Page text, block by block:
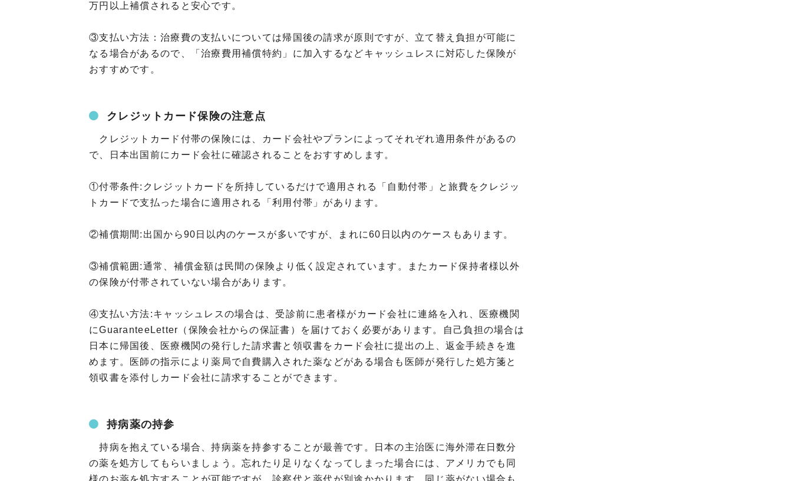
万円以上補償されると安心です。
③支払い方法：治療費の支払いについては帰国後の請求が原則ですが、立て替え負担が可能に
なる場合があるので、「治療費用補償特約」に加入するなどキャッシュレスに対応した保険が
おすすめです。
クレジットカード保険の注意点
クレジットカード付帯の保険には、カード会社やプランによってそれぞれ適用条件があるの
で、日本出国前にカード会社に確認されることをおすすめします。
①付帯条件:クレジットカードを所持しているだけで適用される「自動付帯」と旅費をクレジッ
トカードで支払った場合に適用される「利用付帯」があります。
②補償期間:出国から90日以内のケースが多いですが、まれに60日以内のケースもあります。
③補償範囲:通常、補償金額は民間の保険より低く設定されています。またカード保持者様以外
の保険が付帯されていない場合があります。
④支払い方法:キャッシュレスの場合は、受診前に患者様がカード会社に連絡を入れ、医療機関
にGuaranteeLetter（保険会社からの保証書）を届けておく必要があります。自己負担の場合は
日本に帰国後、医療機関の発行した請求書と領収書をカード会社に提出の上、返金手続きを進
めます。医師の指示により薬局で自費購入された薬などがある場合も医師が発行した処方箋と
領収書を添付しカード会社に請求することができます。
持病薬の持参
持病を抱えている場合、持病薬を持参することが最善です。日本の主治医に海外滞在日数分
の薬を処方してもらいましょう。忘れたり足りなくなってしまった場合には、アメリカでも同
様のお薬を処方することが可能ですが、診察代と薬代が別途かかります。同じ薬がない場合も